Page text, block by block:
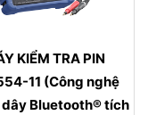
KIỂM TRA PIN
11 (Công nghệ
Bluetooth® tích